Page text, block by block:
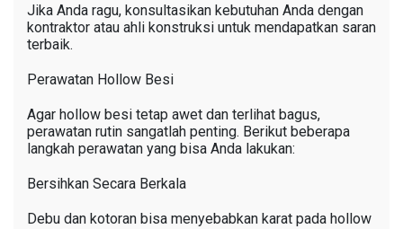
Jika Anda ragu, konsultasikan kebutuhan Anda dengan
kontraktor atau ahli konstruksi untuk mendapatkan saran
terbaik.
Perawatan Hollow Besi
Agar hollow besi tetap awet dan terlihat bagus,
perawatan rutin sangatlah penting. Berikut beberapa
langkah perawatan yang bisa Anda lakukan:
Bersihkan Secara Berkala
Debu dan kotoran bisa menyebabkan karat pada hollow